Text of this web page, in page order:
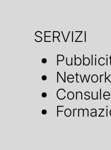
SERVIZI